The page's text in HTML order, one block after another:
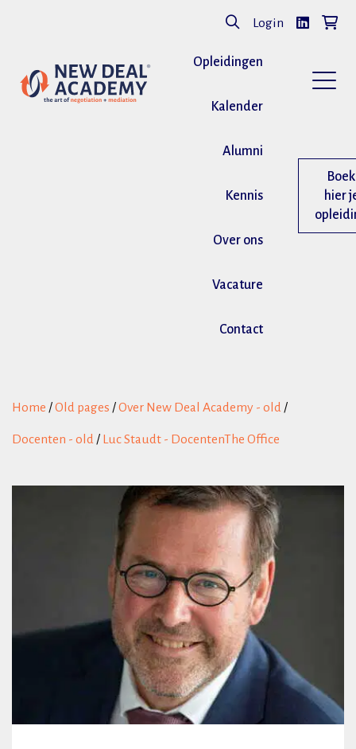
Login
Opleidingen
Kalender
Alumni
Kennis
Over ons
Vacature
Contact
Boek
hier
Home /Old pages /Over New Deal Academy - old/
Docenten - old/ Luc Staudt - DocentenThe Office